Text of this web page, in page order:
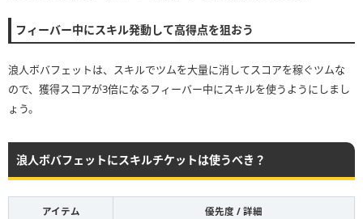
フィーバー中にスキル発動して高得点を狙おう
浪人ボバフェットは、スキルでツムを大量に消してスコアを稼ぐツムな
ので、獲得スコアが3倍になるフィーバー中にスキルを使うようにしまし
ょう。
浪人ボバフェットにスキルチケットは使うべき？
アイテム 優先度 / 詳細